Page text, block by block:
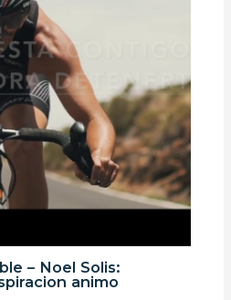
– Noel Solis:
animo